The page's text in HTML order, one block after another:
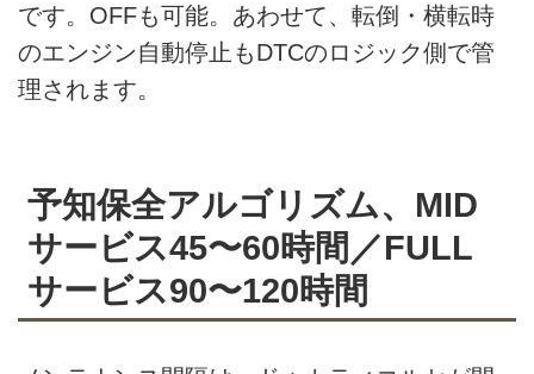
です。OFFも可能。あわせて、転倒・横転時
のエンジン自動停止もDTCのロジック側で管
理されます。
予知保全アルゴリズム、MID
サービス45〜60時間／FULL
サービス90〜120時間